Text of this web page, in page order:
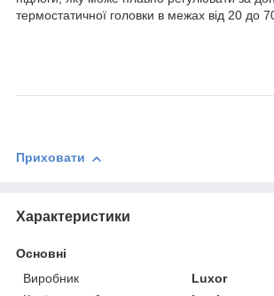
термостатичної головки в межах від 20 до
Приховати
Характеристики
Основні
Виробник
Luxor